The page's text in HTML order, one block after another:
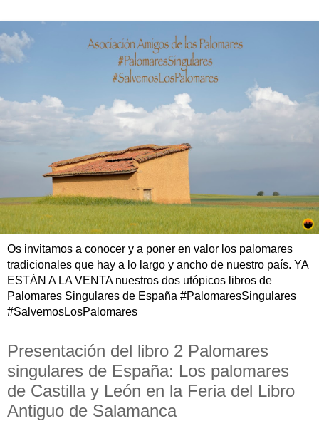
Os invitamos a conocer y a poner en valor los palomares
tradicionales que hay a lo largo y ancho de nuestro país. YA
ESTÁN A LA VENTA nuestros dos utópicos libros de
Palomares Singulares de España #PalomaresSingulares
#SalvemosLosPalomares
Presentación del libro 2 Palomares
singulares de España: Los palomares
de Castilla y León en la Feria del Libro
Antiguo de Salamanca